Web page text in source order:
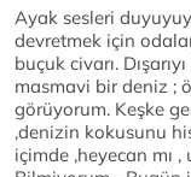
Ayak sesleri
devretmek için
buçuk civarı.
masmavi bir deniz ;
görüyorum. Keşke
,denizin kokusunu
içimde ,heyecan mı